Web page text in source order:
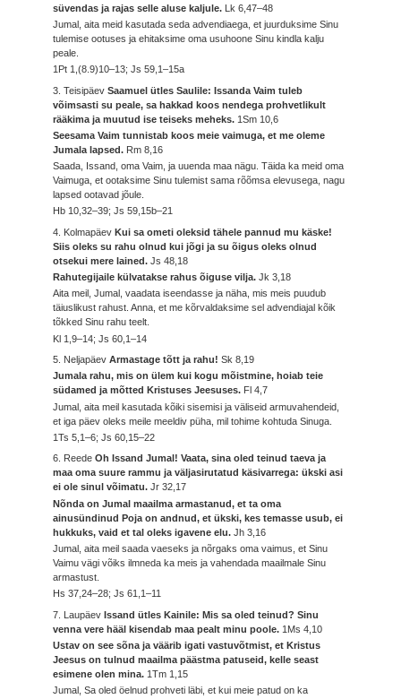
süvendas ja rajas selle aluse kaljule. Lk 6,47–48
Jumal, aita meid kasutada seda advendiaega, et juurduksime Sinu
tulemise ootuses ja ehitaksime oma usuhoone Sinu kindla kalju
peale.
1Pt 1,(8.9)10–13; Js 59,1–15a
3. TeisipäevSaamuel ütles Saulile: Issanda Vaim tuleb
võimsasti su peale, sa hakkad koos nendega prohvetlikult
rääkima ja muutud ise teiseks meheks. 1Sm 10,6
Seesama Vaim tunnistab koos meie vaimuga, et me oleme
Jumala lapsed. Rm 8,16
Saada, Issand, oma Vaim, ja uuenda maa nägu. Täida ka meid oma
Vaimuga, et ootaksime Sinu tulemist sama rõõmsa elevusega, nagu
lapsed ootavad jõule.
Hb 10,32–39; Js 59,15b–21
4. KolmapäevKui sa ometi oleksid tähele pannud mu käske!
Siis oleks su rahu olnud kui jõgi ja su õigus oleks olnud
otsekui mere lained.Js 48,18
Rahutegijaile külvatakse rahus õiguse vilja.Jk 3,18
Aita meil, Jumal, vaadata iseendasse ja näha, mis meis puudub
täiuslikust rahust. Anna, et me kõrvaldaksime sel advendiajal kõik
tõkked Sinu rahu teelt.
Kl 1,9–14; Js 60,1–14
5. NeljapäevArmastage tõtt ja rahu!Sk 8,19
Jumala rahu, mis on ülem kui kogu mõistmine, hoiab teie
südamed ja mõtted Kristuses Jeesuses. Fl 4,7
Jumal, aita meil kasutada kõiki sisemisi ja väliseid armuvahendeid,
et iga päev oleks meile meeldiv püha, mil tohime kohtuda Sinuga.
1Ts 5,1–6; Js 60,15–22
6. ReedeOh Issand Jumal! Vaata, sina oled teinud taeva ja
maa oma suure rammu ja väljasirutatud käsivarrega: ükski asi
ei ole sinul võimatu.Jr 32,17
Nõnda on Jumal maailma armastanud, et ta oma
ainusündinud Poja on andnud, et ükski, kes temasse usub, ei
hukkuks, vaid et tal oleks igavene elu.Jh 3,16
Jumal, aita meil saada vaeseks ja nõrgaks oma vaimus, et Sinu
Vaimu vägi võiks ilmneda ka meis ja vahendada maailmale Sinu
armastust.
Hs 37,24–28; Js 61,1–11
7. LaupäevIssand ütles Kainile: Mis sa oled teinud? Sinu
venna vere hääl kisendab maa pealt minu poole. 1Ms 4,10
Ustav on see sõna ja väärib igati vastuvõtmist, et Kristus
Jeesus on tulnud maailma päästma patuseid, kelle seast
esimene olen mina. 1Tm 1,15
Jumal, Sa oled öelnud prohveti läbi, et kui meie patud on ka